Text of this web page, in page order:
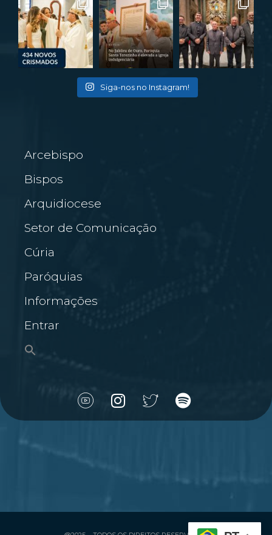
Siga-nos no Instagram!
Arcebispo
Bispos
Arquidiocese
Setor de Comunicação
Cúria
Paróquias
Informações
Entrar